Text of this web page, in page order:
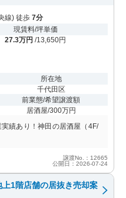
線) 徒歩 7分
現賃料/坪単価
27.3万円 /13,650円
所在地
千代田区
前業態/希望譲渡額
居酒屋/300万円
績あり！神田の居酒屋（4F/
譲渡No.：12665
公開日：2026-07-24
1階店舗の居抜き売却案